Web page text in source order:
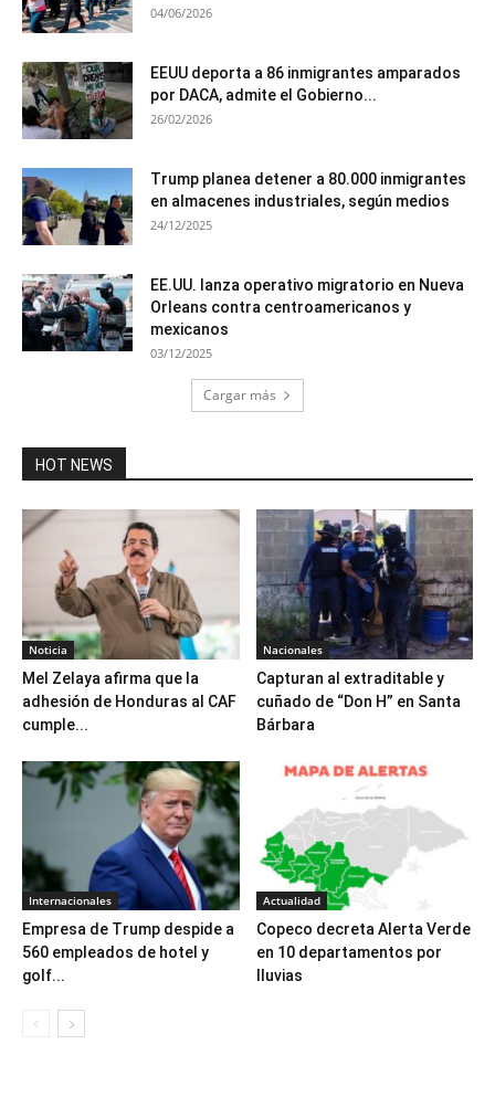
04/06/2026
EEUU deporta a 86 inmigrantes amparados
por DACA, admite el Gobierno...
26/02/2026
Trump planea detener a 80.000 inmigrantes
en almacenes industriales, según medios
24/12/2025
EE.UU. lanza operativo migratorio en Nueva
Orleans contra centroamericanos y
mexicanos
03/12/2025
Cargar más
HOT NEWS
Noticia
Mel Zelaya afirma que la
adhesión de Honduras al CAF
cumple...
Nacionales
Capturan al extraditable y
cuñado de “Don H” en Santa
Bárbara
Internacionales
Empresa de Trump despide a
560 empleados de hotel y
golf...
Actualidad
Copeco decreta Alerta Verde
en 10 departamentos por
lluvias